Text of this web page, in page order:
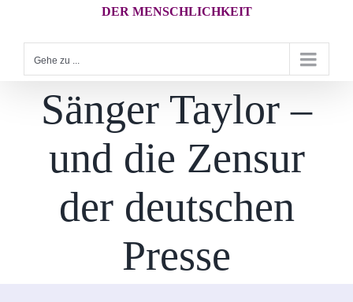
DER MENSCHLICHKEIT
Gehe zu ...
Sänger Taylor –
und die Zensur
der deutschen
Presse